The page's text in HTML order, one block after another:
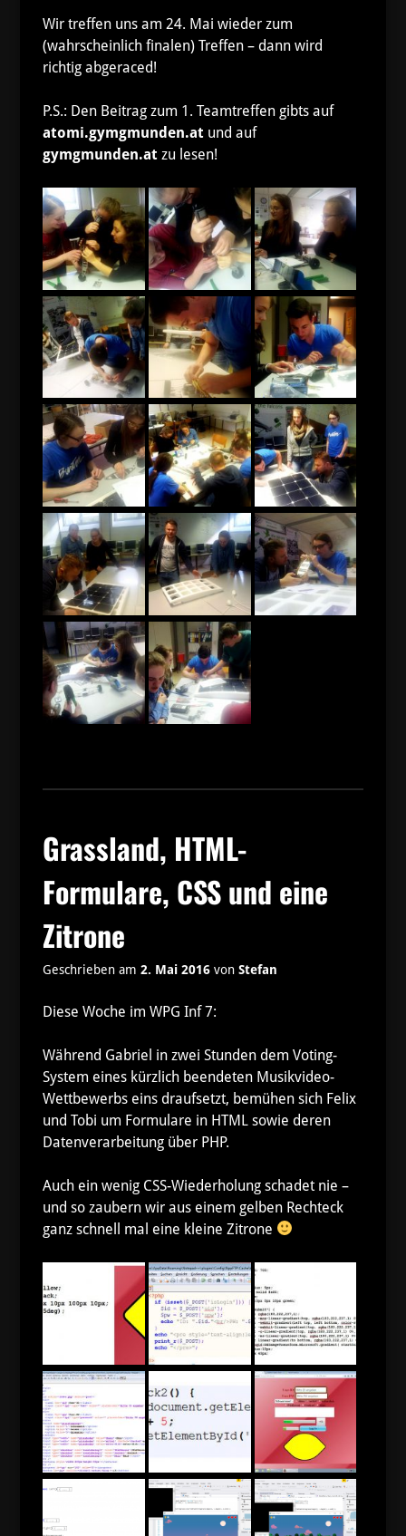
Wir treffen uns am 24. Mai wieder zum
(wahrscheinlich finalen) Treffen – dann wird
richtig abgeraced!
P.S.: Den Beitrag zum 1. Teamtreffen gibts auf
atomi.gymgmunden.atund auf
gymgmunden.atzu lesen!
Grassland, HTML-
Formulare, CSS und eine
Zitrone
Geschrieben am 2. Mai 2016von Stefan
Diese Woche im WPG Inf 7:
Während Gabriel in zwei Stunden dem Voting-
System eines kürzlich beendeten Musikvideo-
Wettbewerbs eins draufsetzt, bemühen sich Felix
und Tobi um Formulare in HTML sowie deren
Datenverarbeitung über PHP.
Auch ein wenig CSS-Wiederholung schadet nie –
und so zaubern wir aus einem gelben Rechteck
ganz schnell mal eine kleine Zitrone